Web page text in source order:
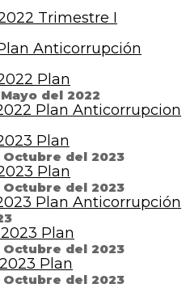
Trimestre I
Anticorrupción
Plan
del 2022
Plan Anticorrupcion
Plan
Octubre del 2023
Plan
Octubre del 2023
Plan Anticorrupción
Plan
Octubre del 2023
Plan
Octubre del 2023